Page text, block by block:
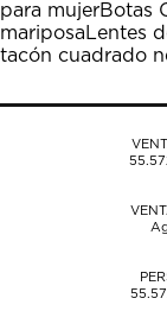
para mujerBotas
mariposaLentes
tacón cuadrado